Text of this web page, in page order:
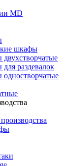
MD
шкафы
раздевалок